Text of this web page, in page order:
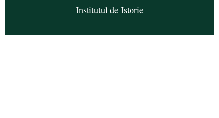
Institutul de Istorie